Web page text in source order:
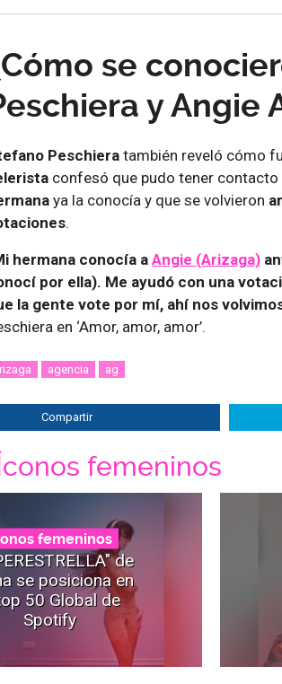
se
y Angie
Peschiera también reveló cómo
confesó que pudo tener contacto
ya la conocía y que se volvieron
.
hermana conocía aAngie (Arizaga)
por ella). Me ayudó con una
la gente vote por mí, ahí nos
en ‘Amor, amor, amor’.
agencia ag
Compartir
femeninos
femeninos
de
se posiciona en
50 Global de
Spotify